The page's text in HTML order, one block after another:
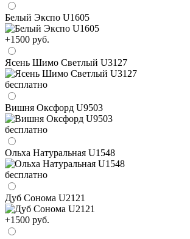
Белый Экспо U1605
+1500 руб.
Ясень Шимо Светлый U3127
бесплатно
Вишня Оксфорд U9503
бесплатно
Ольха Натуральная U1548
бесплатно
Дуб Сонома U2121
+1500 руб.